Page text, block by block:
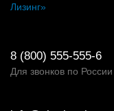
Лизинг»
8 (800) 555-555-6
Для звонков по России